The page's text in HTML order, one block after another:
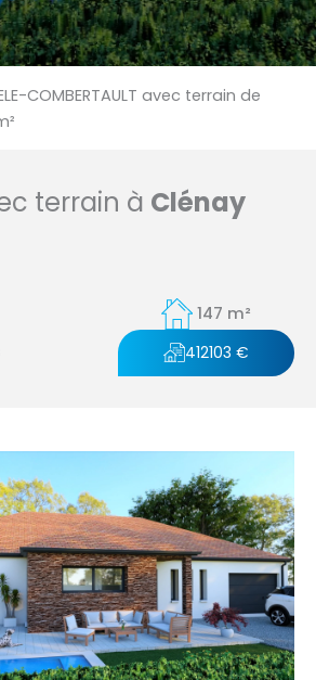
COMBERTAULT avec terrain de
terrain à Clénay
147 m²
412103 €